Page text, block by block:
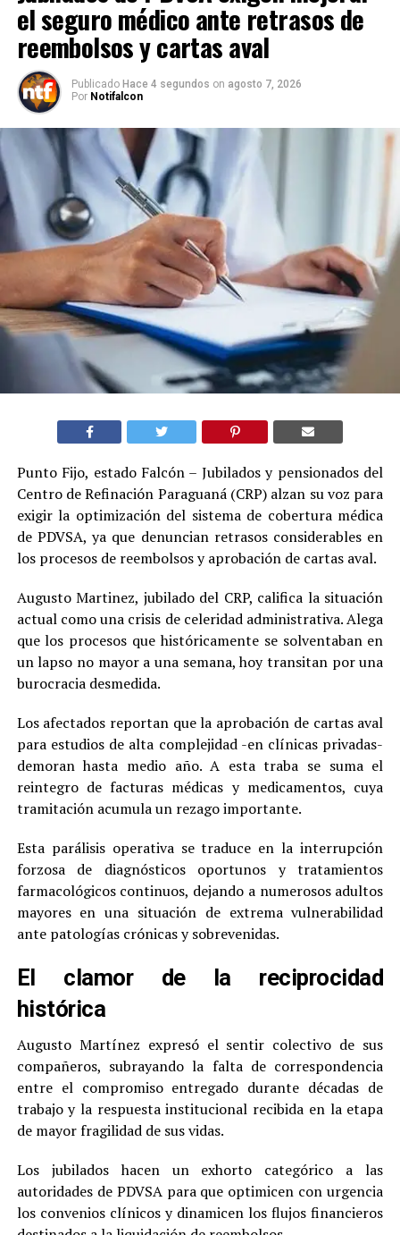
el seguro médico ante retrasos de
reembolsos y cartas aval
Publicado Hace 4 segundos on agosto 7, 2026
Por Notifalcon
Punto Fijo, estado Falcón – Jubilados y pensionados del
Centro de Refinación Paraguaná (CRP) alzan su voz para
exigir la optimización del sistema de cobertura médica
de PDVSA, ya que denuncian retrasos considerables en
los procesos de reembolsos y aprobación de cartas aval.
Augusto Martinez, jubilado del CRP, califica la situación
actual como una crisis de celeridad administrativa. Alega
que los procesos que históricamente se solventaban en
un lapso no mayor a una semana, hoy transitan por una
burocracia desmedida.
Los afectados reportan que la aprobación de cartas aval
para estudios de alta complejidad -en clínicas privadas-
demoran hasta medio año. A esta traba se suma el
reintegro de facturas médicas y medicamentos, cuya
tramitación acumula un rezago importante.
Esta parálisis operativa se traduce en la interrupción
forzosa de diagnósticos oportunos y tratamientos
farmacológicos continuos, dejando a numerosos adultos
mayores en una situación de extrema vulnerabilidad
ante patologías crónicas y sobrevenidas.
El clamor de la reciprocidad
histórica
Augusto Martínez expresó el sentir colectivo de sus
compañeros, subrayando la falta de correspondencia
entre el compromiso entregado durante décadas de
trabajo y la respuesta institucional recibida en la etapa
de mayor fragilidad de sus vidas.
Los jubilados hacen un exhorto categórico a las
autoridades de PDVSA para que optimicen con urgencia
los convenios clínicos y dinamicen los flujos financieros